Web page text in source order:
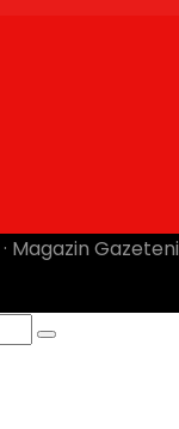
· Magazin